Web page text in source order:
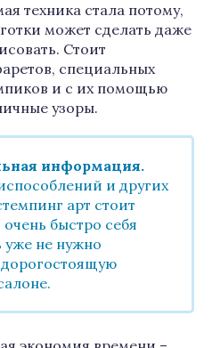
техника стала потому,
может сделать даже
Стоит
специальных
и с их помощью
узоры.
информация.
и других
арт стоит
быстро себя
уже не нужно
дорогостоящую